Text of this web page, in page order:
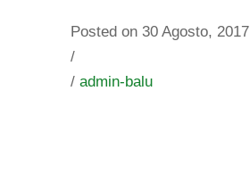
Posted on 30 Agosto, 2017
/
/ admin-balu